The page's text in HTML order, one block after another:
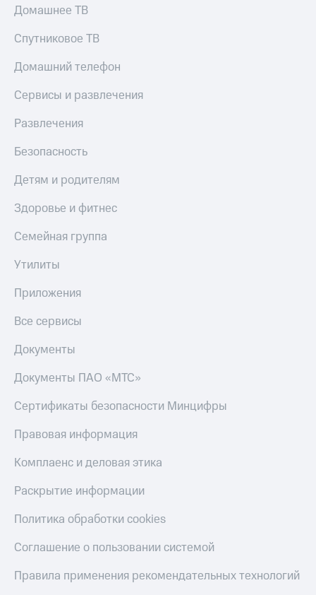
Домашнее ТВ
Спутниковое ТВ
Домашний телефон
Сервисы и развлечения
Развлечения
Безопасность
Детям и родителям
Здоровье и фитнес
Семейная группа
Утилиты
Приложения
Все сервисы
Документы
Документы ПАО «МТС»
Сертификаты безопасности Минцифры
Правовая информация
Комплаенс и деловая этика
Раскрытие информации
Политика обработки cookies
Соглашение о пользовании системой
Правила применения рекомендательных технологий